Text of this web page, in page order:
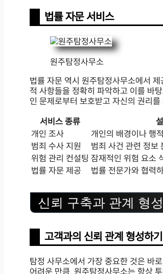
법률 자문 서비스
원주탐정사무소
법률 자문 역시 원주탐정사무소에서
적 사항들을 정확히 파악하고 이를 바
인 문제로부터 보호받고 자신의 권리
서비스 종류
개인 조사
개인의 배경이나 행
범죄 수사 지원
범죄 사건 관련 정보
위험 관리 컨설팅 잠재적인 위험 요소
법률 자문 제공
법률 전문가와 협력
신뢰 구축과 관계 형
고객과의 신뢰 관계 형성하기
탐정 사무소에서 가장 중요한 것은 바
어려운 만큼, 원주탐정사무소는 항상